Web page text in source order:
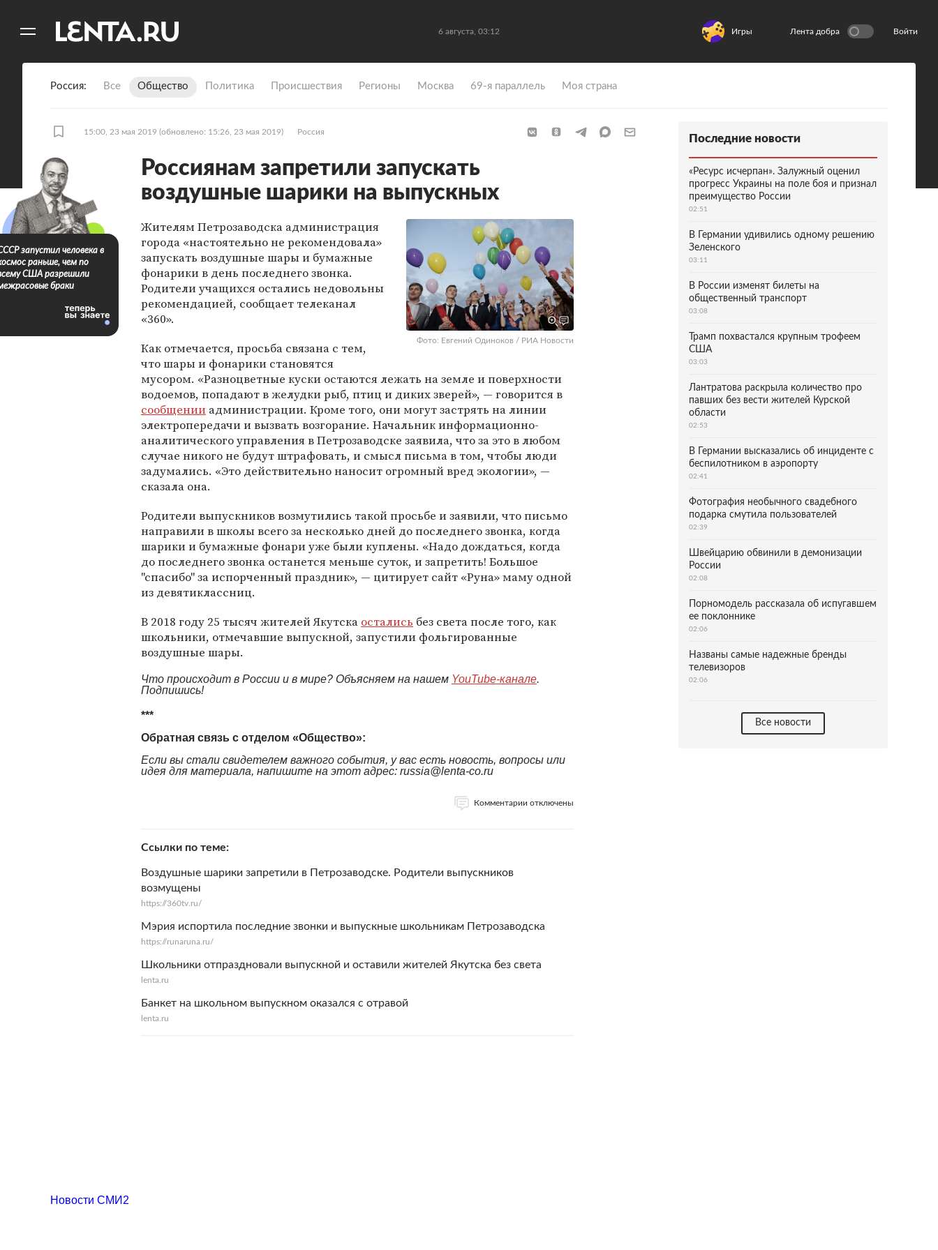
6 августа, 03:12 Игры Лента добра Войти
Россия Все Общество Политика Происшествия Регионы Москва 69-я параллель Моя страна
15:00, 23 мая 2019 (обновлено: 15:26, 23 мая 2019) Россия
Россиянам запретили запускать
воздушные шарики на выпускных
Фото: Евгений Одиноков / РИА Новости
Жителям Петрозаводска администрация
города «настоятельно не рекомендовала»
запускать воздушные шары и бумажные
фонарики в день последнего звонка.
Родители учащихся остались недовольны
рекомендацией, сообщает телеканал
«360».
Как отмечается, просьба связана с тем,
что шары и фонарики становятся
мусором. «Разноцветные куски остаются лежать на земле и поверхности
водоемов, попадают в желудки рыб, птиц и диких зверей», — говорится в
сообщении администрации. Кроме того, они могут застрять на линии
электропередачи и вызвать возгорание. Начальник информационно-
аналитического управления в Петрозаводске заявила, что за это в любом
случае никого не будут штрафовать, и смысл письма в том, чтобы люди
задумались. «Это действительно наносит огромный вред экологии», —
сказала она.
Родители выпускников возмутились такой просьбе и заявили, что письмо
направили в школы всего за несколько дней до последнего звонка, когда
шарики и бумажные фонари уже были куплены. «Надо дождаться, когда
до последнего звонка останется меньше суток, и запретить! Большое
"спасибо" за испорченный праздник», — цитирует сайт «Руна» маму одной
из девятиклассниц.
В 2018 году 25 тысяч жителей Якутска остались без света после того, как
школьники, отмечавшие выпускной, запустили фольгированные
воздушные шары.
Что происходит в России и в мире? Объясняем на нашем YouTube-канале.
Подпишись!
***
Обратная связь с отделом «Общество»:
Если вы стали свидетелем важного события, у вас есть новость, вопросы или
идея для материала, напишите на этот адрес: russia@lenta-co.ru
Комментарии отключены
Ссылки по теме
Воздушные шарики запретили в Петрозаводске. Родители выпускников
возмущены
https://360tv.ru/
Мэрия испортила последние звонки и выпускные школьникам Петрозаводска
https://runaruna.ru/
Школьники отпраздновали выпускной и оставили жителей Якутска без света
lenta.ru
Банкет на школьном выпускном оказался с отравой
lenta.ru
запустил человека в
раньше, чем по
США разрешили
браки
Последние новости
«Ресурс исчерпан». Залужный оценил
прогресс Украины на поле боя и признал
преимущество России
02:51
В Германии удивились одному решению
Зеленского
03:11
В России изменят билеты на
общественный транспорт
03:08
Трамп похвастался крупным трофеем
США
03:03
Лантратова раскрыла количество про
павших без вести жителей Курской
области
02:53
В Германии высказались об инциденте с
беспилотником в аэропорту
02:41
Фотография необычного свадебного
подарка смутила пользователей
02:39
Швейцарию обвинили в демонизации
России
02:08
Порномодель рассказала об испугавшем
ее поклоннике
02:06
Названы самые надежные бренды
телевизоров
02:06
Все новости
Новости СМИ2